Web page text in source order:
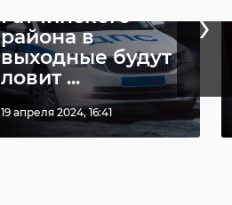
Гатчинского
района в
выходные будут
ловит ...
19 апреля 2024, 16:41
›